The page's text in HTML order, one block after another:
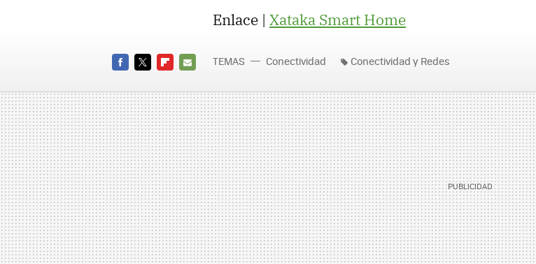
Enlace | Xataka Smart Home
MAIL
TEMAS Conectividad Conectividad y Redes